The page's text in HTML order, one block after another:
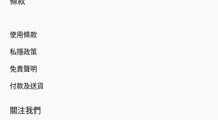
使用條款
私隱政策
免責聲明
付款及送貨
關注我們